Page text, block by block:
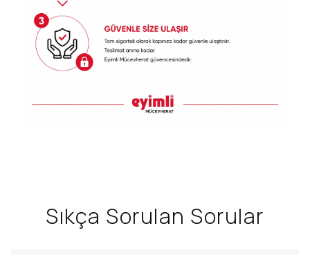
Sıkça Sorulan Sorular